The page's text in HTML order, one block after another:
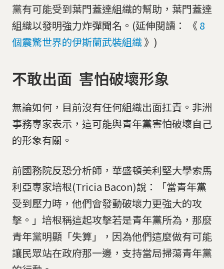
黨有可能受到葉門蓋達組織的幫助，葉門蓋達
組織以發明強力炸彈聞名。(延伸閱讀： 《 8
個震驚世界的伊斯蘭武裝組織》)
不敢出面 害怕破壞形象
無論如何，目前沒有任何組織出面扛責。非洲
事務專家表示，這可能與青年黨害怕破壞自己
的形象有關。
前國務院反恐分析師，華盛頓美利堅大學索馬
利亞專家培根(Tricia Bacon)說：「當青年黨
受到壓力時，他們會發動破壞力更強大的攻
擊。」培根稱這起攻擊若是青年黨所為，那麼
青年黨明顯「失算」，因為他們這麼做有可能
讓民眾站在政府那一邊，支持當局掃蕩青年黨